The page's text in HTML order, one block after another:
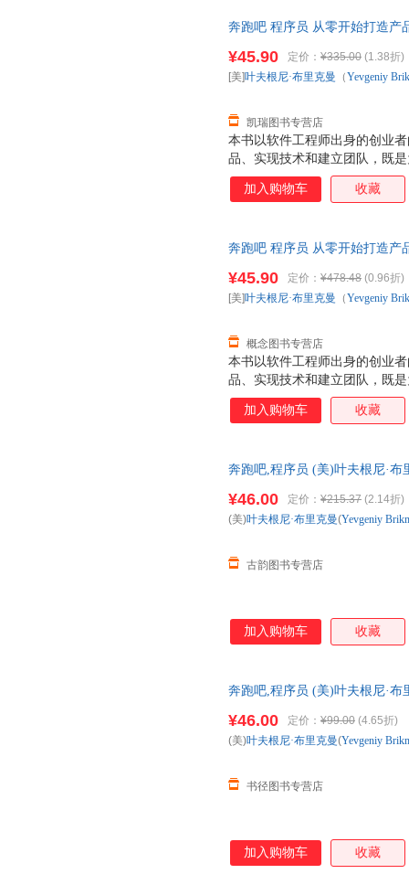
奔跑吧 程序员 从零开始打造产
本书以软件工程师出身的创业
品、实现技术和建立团队，既
所有程序员系统认识IT行业。
详细描绘创业的原始景象，具
¥45.90 定价： ¥335.00 (1.38折)
凯瑞图书专营店
[美]叶夫根尼·布里克曼 （Yevgeniy
加入购物车 收藏
奔跑吧 程序员 从零开始打造产
退换】
本书以软件工程师出身的创业
品、实现技术和建立团队，既
所有程序员系统认识IT行业。
详细描绘创业的原始景象，具
¥45.90 定价： ¥478.48 (0.96折)
概念图书专营店
[美]叶夫根尼·布里克曼 （Yevgeniy
加入购物车 收藏
奔跑吧,程序员 (美)叶夫根尼·布
¥46.00 定价： ¥215.37 (2.14折)
古韵图书专营店
(美)叶夫根尼·布里克曼(Yevgeniy
加入购物车 收藏
奔跑吧,程序员 (美)叶夫根尼·布
¥46.00 定价： ¥99.00 (4.65折)
书径图书专营店
(美)叶夫根尼·布里克曼(Yevgeniy
加入购物车 收藏